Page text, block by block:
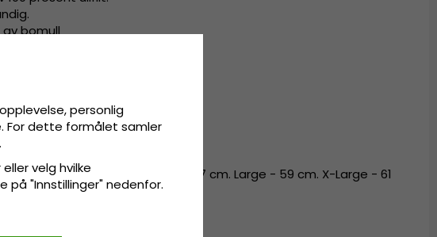
bomull
trilby-hatt,trilby hat
:Small - 55 cm. Medium - 57 cm. Large - 59 cm. X-Large - 61
personlig
For dette formålet samler
velg hvilke
på "Innstillinger" nedenfor.